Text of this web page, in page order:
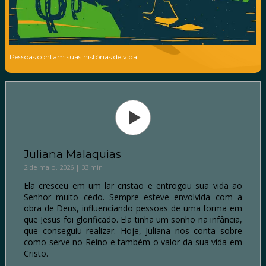
Pessoas contam suas histórias de vida.
Juliana Malaquias
2 de maio, 2026 | 33 min
Ela cresceu em um lar cristão e entrogou sua vida ao
Senhor muito cedo. Sempre esteve envolvida com a
obra de Deus, influenciando pessoas de uma forma em
que Jesus foi glorificado. Ela tinha um sonho na infância,
que conseguiu realizar. Hoje, Juliana nos conta sobre
como serve no Reino e também o valor da sua vida em
Cristo.